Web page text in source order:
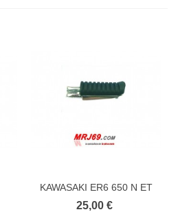
KAWASAKI ER6 650 N ET
F...
25,00 €